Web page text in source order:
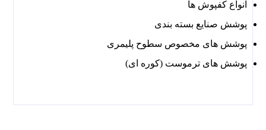
انواع کفپوش ها
پوشش صنایع بسته بندی
پوشش های مخصوص سطوح پلیمری
پوشش های ترموست (کوره ای)